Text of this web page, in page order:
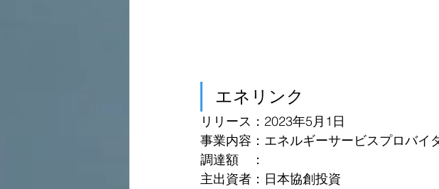
エネリンク
リリース：2023年5月1日
事業内容：エネルギーサービスプロバイ
調達額　：
主出資者：日本協創投資